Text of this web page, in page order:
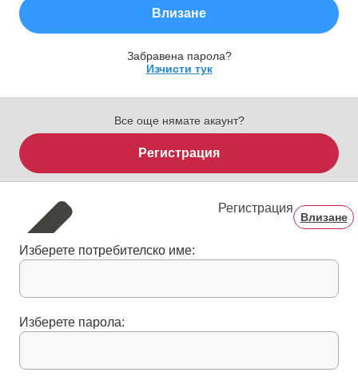
Влизане
Забравена парола?
Изчисти тук
Все още нямате акаунт?
Регистрация
Регистрация
Влизане
Изберете потребителско име:
Изберете парола: